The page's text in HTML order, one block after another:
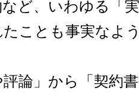
ど、いわゆる「
ことも事実なよ
論」から「契約